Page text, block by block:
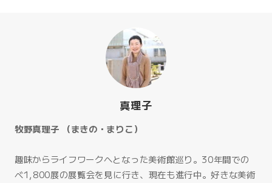
真理子
牧野真理子 （まきの・まりこ）
趣味からライフワークへとなった美術館巡り。30年間での
べ1,800展の展覧会を見に行き、現在も進行中。好きな美術